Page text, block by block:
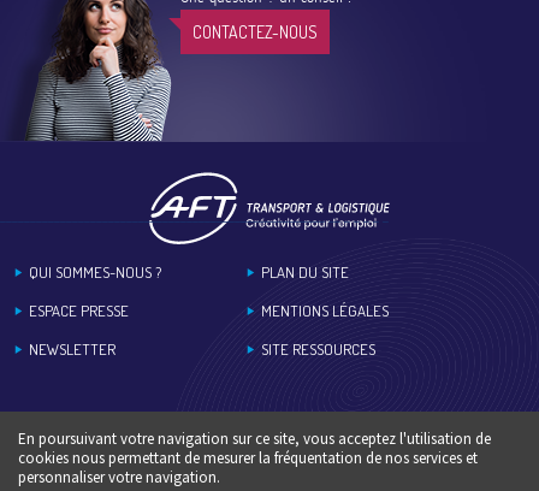
CONTACTEZ-NOUS
QUI SOMMES-NOUS ?
ESPACE PRESSE
NEWSLETTER
PLAN DU SITE
MENTIONS LÉGALES
SITE RESSOURCES
En poursuivant votre navigation sur ce site, vous acceptez l'utilisation de
cookies nous permettant de mesurer la fréquentation de nos services et
personnaliser votre navigation.